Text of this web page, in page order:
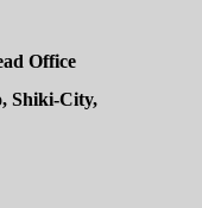
Office
Shiki-City,